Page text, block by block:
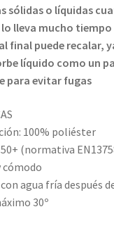
sólidas o líquidas
lo lleva mucho
final puede recalar,
líquido como un
para evitar fugas
100% poliéster
50+ (normativa
cómodo
agua fría después
30º